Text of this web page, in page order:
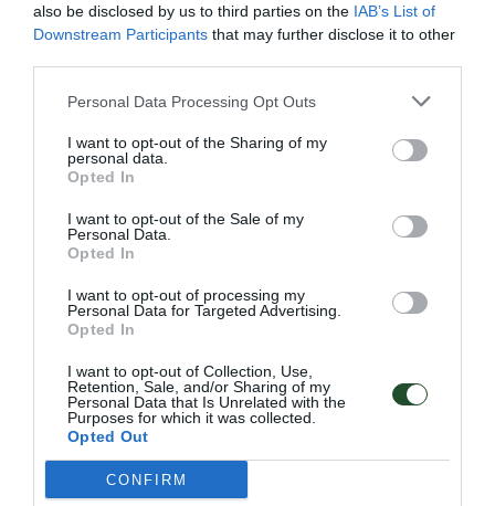
also be disclosed by us to third parties on the IAB’s List of
Downstream Participants that may further disclose it to other
Personal Data Processing Opt Outs
I want to opt-out of the Sharing of my
personal data.
Opted In
I want to opt-out of the Sale of my
Personal Data.
Opted In
I want to opt-out of processing my
Personal Data for Targeted Advertising.
Opted In
I want to opt-out of Collection, Use,
Retention, Sale, and/or Sharing of my
Personal Data that Is Unrelated with the
Purposes for which it was collected.
Opted Out
CONFIRM
RAINBIRD R-VAN 18
(360o)
Διαβάστε
περισσότερα
Κωδ:18.0821
ΑΚΡΟΦΥΣΙΟ
RAINBIRD R-VAN 18
SOLD OUT